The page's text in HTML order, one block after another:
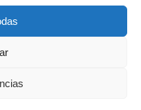
Y SUBVENCIONES
95 03